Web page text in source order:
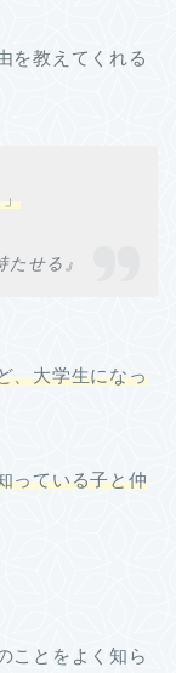
を教えてくれる
せる』
、大学生になっ
っている子と仲
ことをよく知ら